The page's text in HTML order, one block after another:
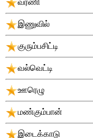
இணுவில்
குரும்பசிட்டி
வல்வெட்டி
ஊரெழு
மண்கும்பான்
இடைக்காடு